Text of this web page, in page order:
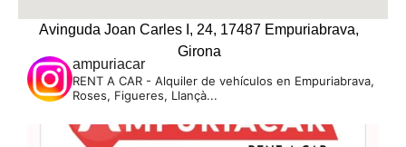
Avinguda Joan Carles I, 24, 17487 Empuriabrava,
Girona
ampuriacar
RENT A CAR - Alquiler de vehículos en Empuriabrava,
Roses, Figueres, Llançà...